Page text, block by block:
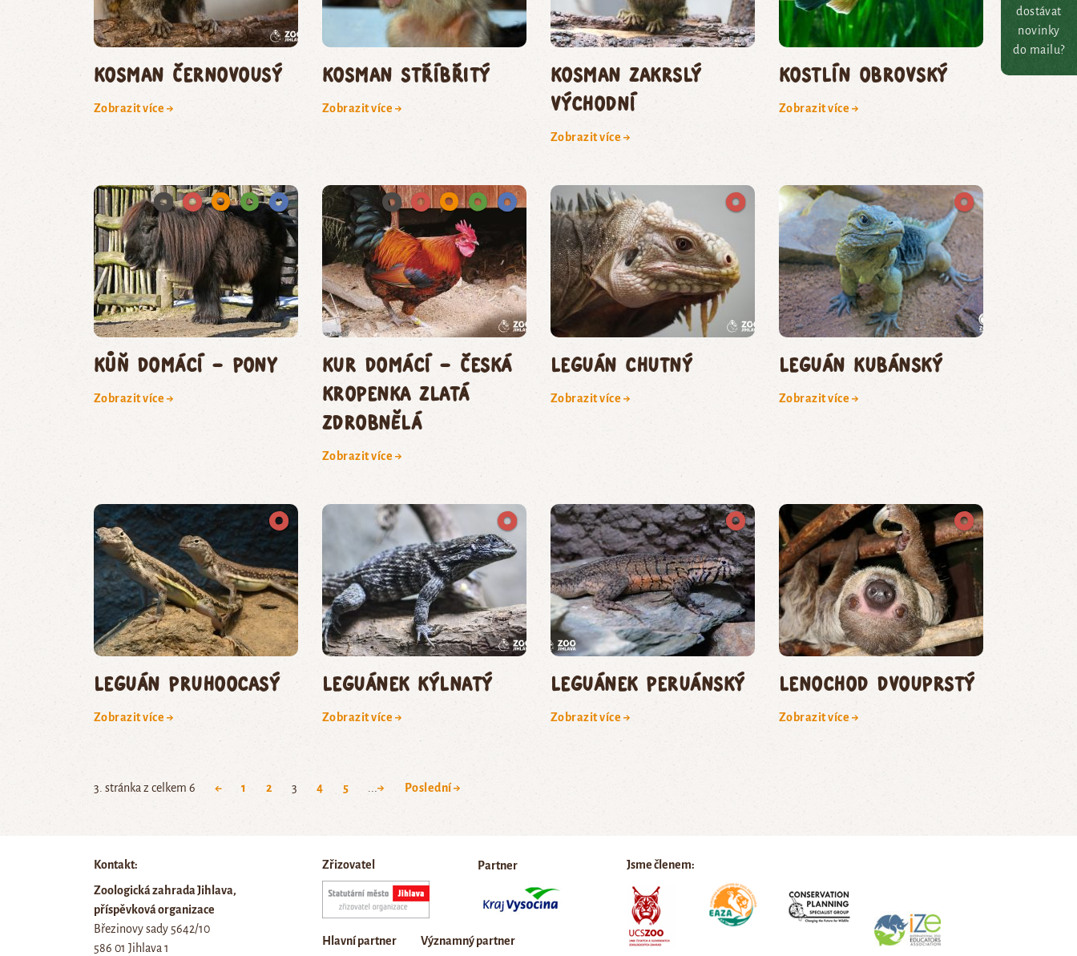
dostávat
novinky
do mailu?
kosman černovousý
Zobrazit více →
kosman stříbřitý
Zobrazit více →
kosman zakrslý
východní
Zobrazit více →
kostlín obrovský
Zobrazit více →
kůň domácí – pony
Zobrazit více →
kur domácí – česká
kropenka zlatá
zdrobnělá
Zobrazit více →
leguán chutný
Zobrazit více →
leguán kubánský
Zobrazit více →
leguán pruhoocasý
Zobrazit více →
leguánek kýlnatý
Zobrazit více →
leguánek peruánský
Zobrazit více →
lenochod dvouprstý
Zobrazit více →
3. stránka z celkem 6 ← 1 2 3 4 5 ...→ Poslední →
Kontakt:
Zoologická zahrada Jihlava,
příspěvková organizace
Březinovy sady 5642/10
586 01 Jihlava 1
Zřizovatel Partner
Hlavní partner Významný partner
Jsme členem: